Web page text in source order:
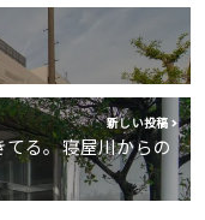
新しい投稿
る。寝屋川からの